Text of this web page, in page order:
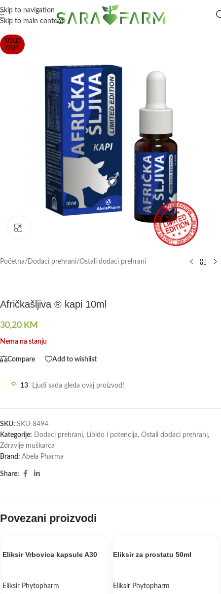
Skip to navigation
Skip to main content
SOLD
OUT
Početna/ Dodaci prehrani/Ostali dodaci prehrani
Afričkašljiva ® kapi 10ml
30,20 KM
Nema na stanju
Compare Add to wishlist
13 Ljudi sada gleda ovaj proizvod!
SKU: SKU-8494
Kategorije: Dodaci prehrani, Libido i potencija, Ostali dodaci prehrani,
Zdravlje muškarca
Brand: Abela Pharma
Share:
Povezani proizvodi
Eliksir Vrbovica kapsule A30
Eliksir Phytopharm
Eliksir za prostatu 50ml
Eliksir Phytopharm